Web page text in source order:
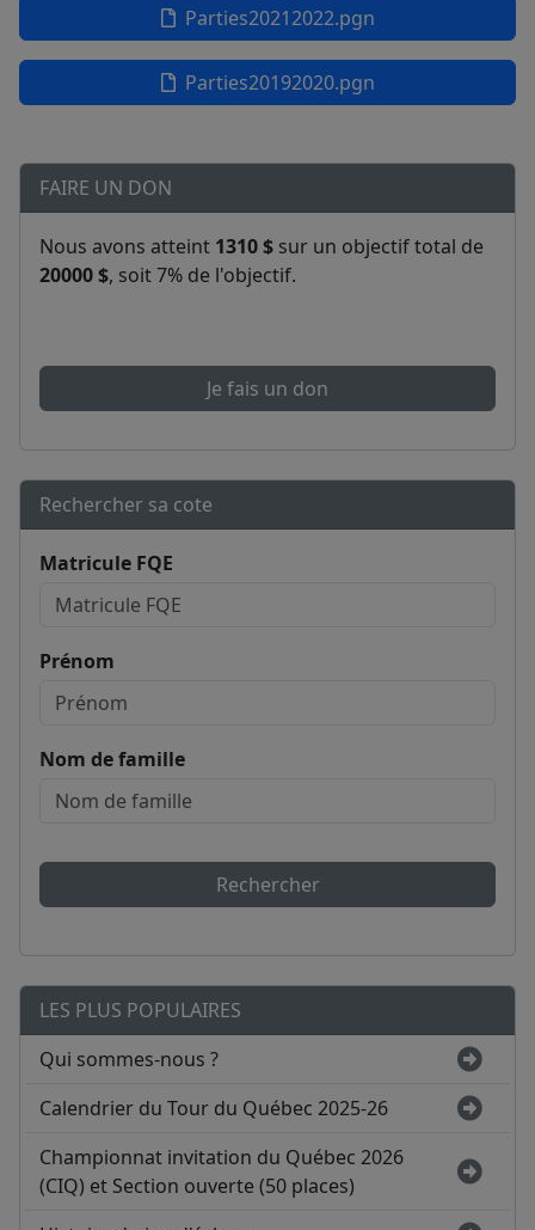
Parties20212022.pgn
Parties20192020.pgn
FAIRE UN DON
Nous avons atteint 1310 $ sur un objectif total de
20000 $, soit 7% de l'objectif.
Je fais un don
Rechercher sa cote
Matricule FQE
Prénom
Nom de famille
Rechercher
LES PLUS POPULAIRES
Qui sommes-nous ?
Calendrier du Tour du Québec 2025-26
Championnat invitation du Québec 2026
(CIQ) et Section ouverte (50 places)